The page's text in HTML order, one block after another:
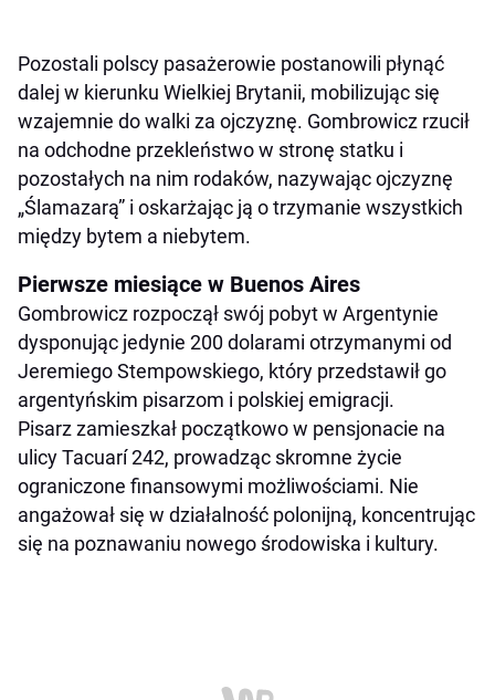
Pozostali polscy pasażerowie postanowili płynąć
dalej w kierunku Wielkiej Brytanii, mobilizując się
wzajemnie do walki za ojczyznę. Gombrowicz rzucił
na odchodne przekleństwo w stronę statku i
pozostałych na nim rodaków, nazywając ojczyznę
„Ślamazarą” i oskarżając ją o trzymanie wszystkich
między bytem a niebytem.
Pierwsze miesiące w Buenos Aires
Gombrowicz rozpoczął swój pobyt w Argentynie
dysponując jedynie 200 dolarami otrzymanymi od
Jeremiego Stempowskiego, który przedstawił go
argentyńskim pisarzom i polskiej emigracji.
Pisarz zamieszkał początkowo w pensjonacie na
ulicy Tacuarí 242, prowadząc skromne życie
ograniczone finansowymi możliwościami. Nie
angażował się w działalność polonijną, koncentrując
się na poznawaniu nowego środowiska i kultury.